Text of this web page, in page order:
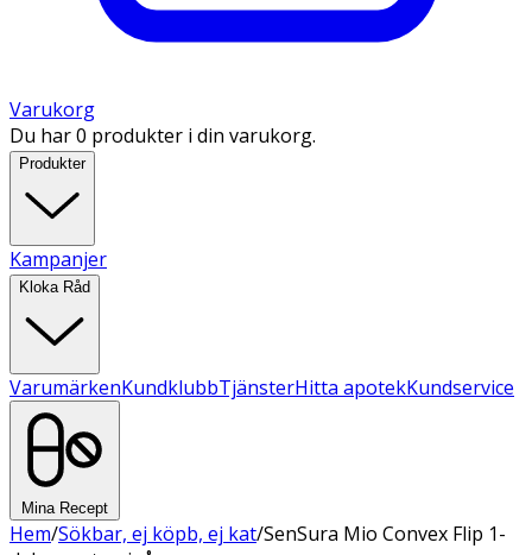
Varukorg
Du har 0 produkter i din varukorg.
Produkter
Kampanjer
Kloka Råd
VarumärkenKundklubbTjänsterHitta apotekKundservice
Mina Recept
Hem/Sökbar, ej köpb, ej kat/SenSura Mio Convex Flip 1-